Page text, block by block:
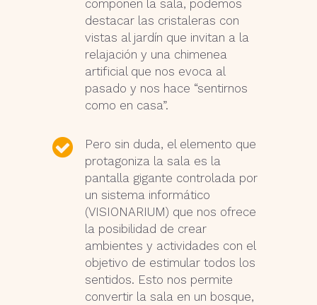
componen la sala, podemos
destacar las cristaleras con
vistas al jardín que invitan a la
relajación y una chimenea
artificial que nos evoca al
pasado y nos hace “sentirnos
como en casa”.
Pero sin duda, el elemento que
protagoniza la sala es la
pantalla gigante controlada por
un sistema informático
(VISIONARIUM) que nos ofrece
la posibilidad de crear
ambientes y actividades con el
objetivo de estimular todos los
sentidos. Esto nos permite
convertir la sala en un bosque,